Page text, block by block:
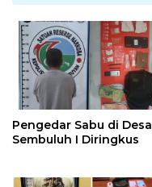
Pengedar Sabu di Desa
Sembuluh I Diringkus